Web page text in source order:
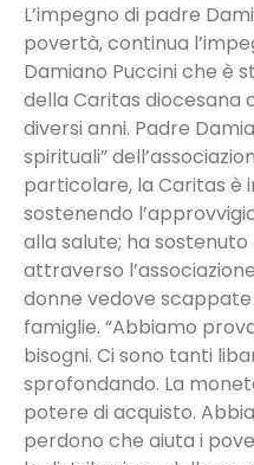
L’impegno di padre
povertà, continua
Damiano Puccini che è
della Caritas diocesana
diversi anni. Padre
spirituali”
particolare, la Caritas è
sostenendo
alla salute; ha
attraverso
donne vedove
famiglie. “Abbiamo
bisogni. Ci sono tanti
sprofondando. La
potere di acquisto.
perdono che aiuta i